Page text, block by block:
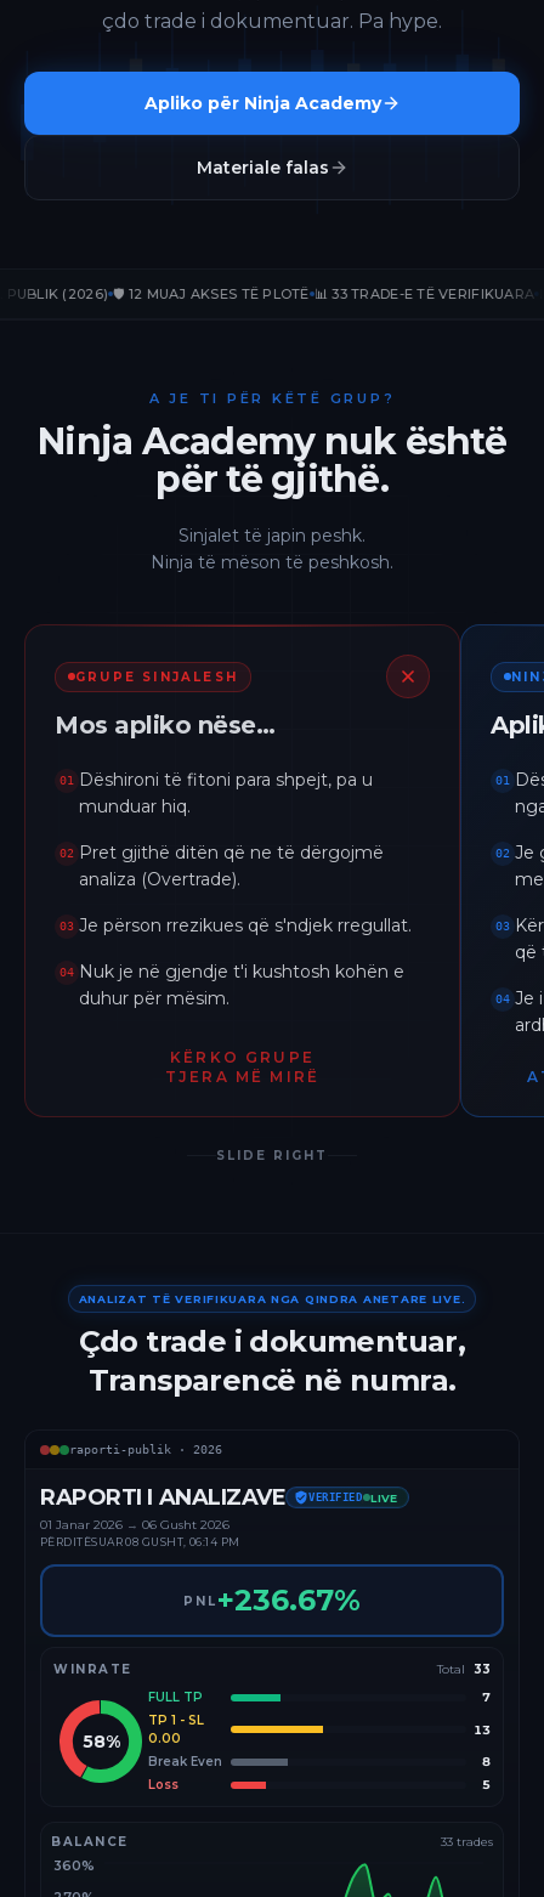
çdo trade i dokumentuar. Pa hype.
Apliko për Ninja Academy
Materiale falas
(2026) 🛡️ 12 MUAJ AKSES TË PLOTË 📊 33 TRADE-E TË VERIFIKUARA 📈
A JE TI PËR KËTË GRUP?
Ninja Academy nuk është
për të gjithë.
Sinjalet të japin peshk.
Ninja të mëson të peshkosh.
GRUPE SINJALESH
Mos apliko nëse…
01
Dëshironi të fitoni para shpejt, pa u
munduar hiq.
02
Pret gjithë ditën që ne të dërgojmë
analiza (Overtrade).
03 Je përson rrezikues që s'ndjek rregullat.
04 Nuk je në gjendje t'i kushtosh kohën e
duhur për mësim.
KËRKO GRUPE
TJERA MË MIRË
01
02 Je
03
që
04 Je
SLIDE RIGHT
ANALIZAT TË VERIFIKUARA NGA QINDRA ANETARE LIVE.
Çdo trade i dokumentuar,
Transparencë në numra.
raporti-publik · 2026
RAPORTI I ANALIZAVE VERIFIED LIVE
01 Janar 2026 → 06 Gusht 2026
PËRDITËSUAR08 GUSHT, 06:14 PM
PNL +236.67%
WINRATE Total 33
58%
FULL TP
7
TP 1 - SL
0.00
13
Break Even
8
Loss
5
BALANCE 33 trades
360%